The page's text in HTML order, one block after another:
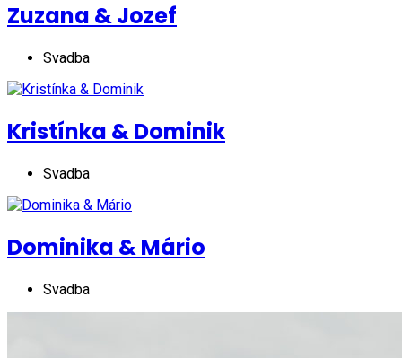
Zuzana & Jozef
Svadba
Kristínka & Dominik
Svadba
Dominika & Mário
Svadba